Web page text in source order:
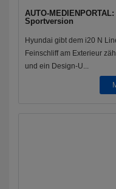
AUTO-
Sportversion
Hyundai gibt dem i20 N
Feinschliff am Exterieur
und ein Design-U...